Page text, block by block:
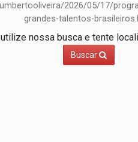
7 negócios que podem
Brasil reúne dimensão
dicas importantes para quem
2026/05/17/
grandes-talentos-
nossa busca e tente
Buscar